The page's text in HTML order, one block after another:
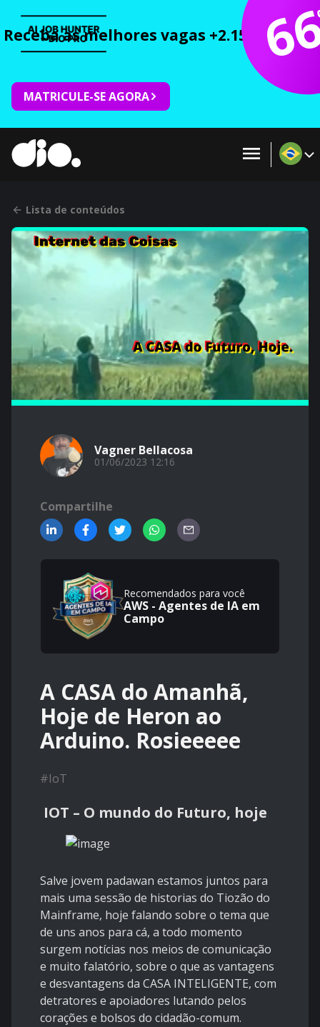
Receba as melhores vagas +2.150 cursos
MATRICULE-SE AGORA
Lista de conteúdos
Vagner Bellacosa
01/06/2023 12:16
Compartilhe
Recomendados para você
AWS - Agentes de IA em
Campo
A CASA do Amanhã,
Hoje de Heron ao
Arduino. Rosieeeee
#IoT
IOT – O mundo do Futuro, hoje
Salve jovem padawan estamos juntos para
mais uma sessão de historias do Tiozão do
Mainframe, hoje falando sobre o tema que
de uns anos para cá, a todo momento
surgem notícias nos meios de comunicação
e muito falatório, sobre o que as vantagens
e desvantagens da CASA INTELIGENTE, com
detratores e apoiadores lutando pelos
corações e bolsos do cidadão-comum.